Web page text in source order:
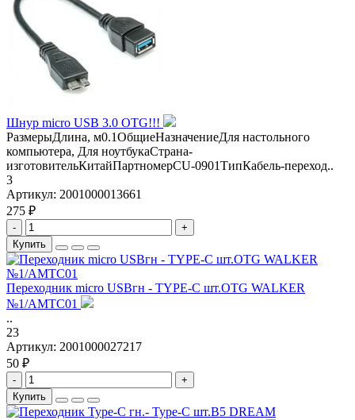
Шнур micro USB 3.0 OTG!!!
РазмерыДлина, м0.1ОбщиеНазначениеДля настольного
компьютера, Для ноутбукаСтрана-
изготовительКитайПартномерCU-0901ТипКабель-переход..
3
Артикул: 2001000013661
275 ₽
-
+
Купить
Переходник micro USBгн - TYPE-C шт.OTG WALKER
№1/AMTC01
..
23
Артикул: 2001000027217
50 ₽
-
+
Купить